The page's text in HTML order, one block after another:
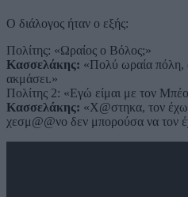
Ο διάλογος ήταν ο εξής:
Πολίτης: «Ωραίος ο Βόλος;»
Κασσελάκης: «Πολύ ωραία πόλη,
ακμάσει.»
Πολίτης 2: «Εγώ είμαι με τον
Κασσελάκης: «Χ@στηκα, τον
χεσμ@@νο δεν μπορούσα να τον